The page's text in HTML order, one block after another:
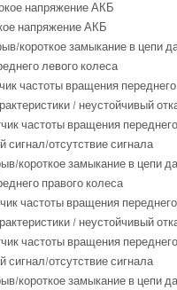
напряжение АКБ
напряжение АКБ
короткое замыкание в цепи
левого колеса
частоты вращения переднего
/ неустойчивый
частоты вращения
сигнал/отсутствие сигнала
короткое замыкание в цепи
правого колеса
частоты вращения переднего
/ неустойчивый
частоты вращения
сигнал/отсутствие сигнала
короткое замыкание в цепи